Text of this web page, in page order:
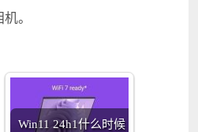
。
Win11 24h1什么时候